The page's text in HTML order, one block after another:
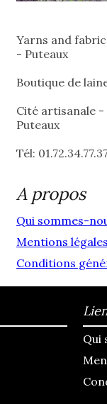
Yarns and
- Puteaux
Boutique de
Cité artisanale
Puteaux
Tél:
A propos
Qui sommes-
Mentions légales
Conditions
Qui